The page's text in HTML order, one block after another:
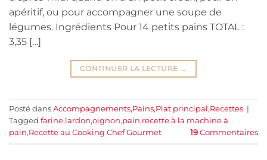
apéritif, ou pour accompagner une soupe de
légumes. Ingrédients Pour 14 petits pains TOTAL :
3,35 […]
CONTINUER LA LECTURE →
Posté dans Accompagnements,Pains,Plat principal,Recettes |
Tagged farine,lardon,oignon,pain,recette à la machine à
pain,Recette au Cooking Chef Gourmet 19 Commentaires